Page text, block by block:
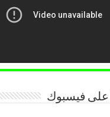
على فيسبوك